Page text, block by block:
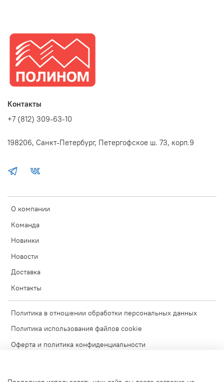
О компании
Команда
Новинки
Новости
Доставка
Контакты
Политика в отношении обработки персональных данных
Политика использования файлов cookie
Оферта и политика конфиденциальности
Контакты
+7 (812) 309-63-10
198206, Санкт-Петербург, Петергофское ш. 73, корп.9